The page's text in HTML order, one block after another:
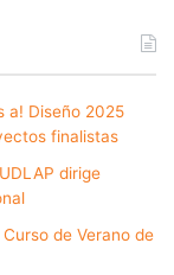
a! Diseño 2025
finalistas
dirige
de Verano de